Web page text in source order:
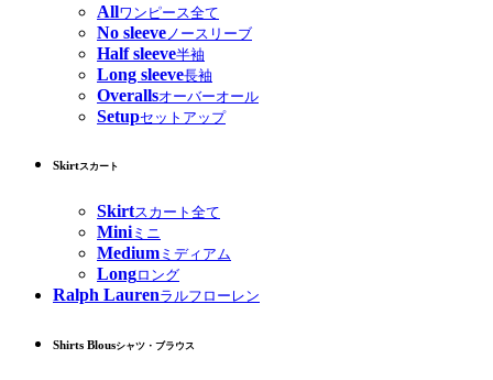
Allワンピース全て
No sleeve ノースリーブ
Half sleeve半袖
Long sleeve長袖
Overallsオーバーオール
Setupセットアップ
Skirtスカート
Skirtスカート全て
Miniミニ
Medium ミディアム
Longロング
Ralph Laurenラルフローレン
Shirts Blousシャツ・ブラウス